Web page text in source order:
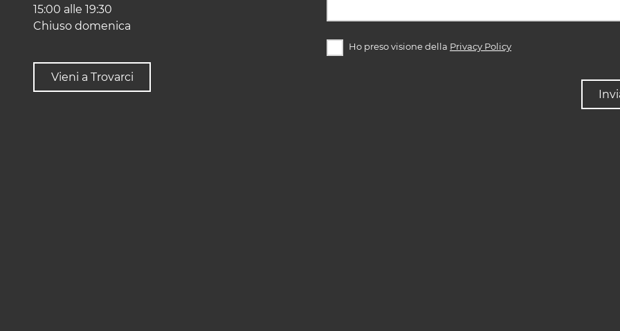
15:00 alle 19:30
Chiuso domenica
Vieni a Trovarci
Ho preso visione della Privacy Policy